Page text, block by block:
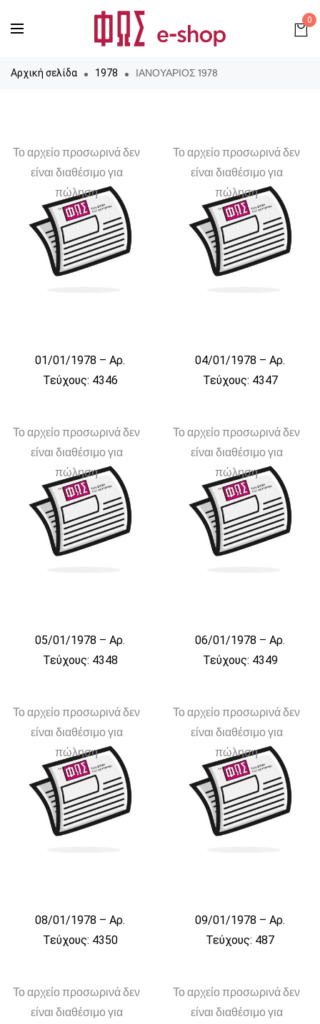
0
Αρχική σελίδα 1978 ΙΑΝΟΥΑΡΙΟΣ 1978
Το αρχείο προσωρινά δεν
είναι διαθέσιμο για
πώληση
01/01/1978 – Αρ.
Τεύχους: 4346
Το αρχείο προσωρινά δεν
είναι διαθέσιμο για
πώληση
04/01/1978 – Αρ.
Τεύχους: 4347
Το αρχείο προσωρινά δεν
είναι διαθέσιμο για
πώληση
05/01/1978 – Αρ.
Τεύχους: 4348
Το αρχείο προσωρινά δεν
είναι διαθέσιμο για
πώληση
06/01/1978 – Αρ.
Τεύχους: 4349
Το αρχείο προσωρινά δεν
είναι διαθέσιμο για
πώληση
08/01/1978 – Αρ.
Τεύχους: 4350
Το αρχείο προσωρινά δεν
είναι διαθέσιμο για
πώληση
09/01/1978 – Αρ.
Τεύχους: 487
Το αρχείο προσωρινά δεν
είναι διαθέσιμο για
Το αρχείο προσωρινά δεν
είναι διαθέσιμο για